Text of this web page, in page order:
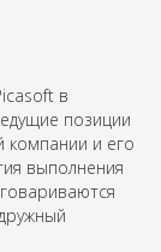
в
позиции
компании и его
выполнения